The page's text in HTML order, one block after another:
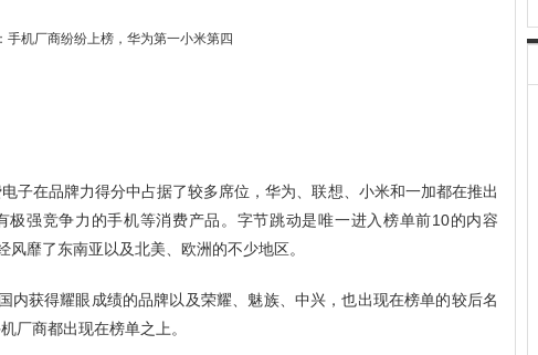
子在品牌力得分中占据了较多席位，华为、联想、小米和一加都在推出
极强竞争力的手机等消费产品。字节跳动是唯一进入榜单前10的内容
风靡了东南亚以及北美、欧洲的不少地区。
内获得耀眼成绩的品牌以及荣耀、魅族、中兴，也出现在榜单的较后名
厂商都出现在榜单之上。